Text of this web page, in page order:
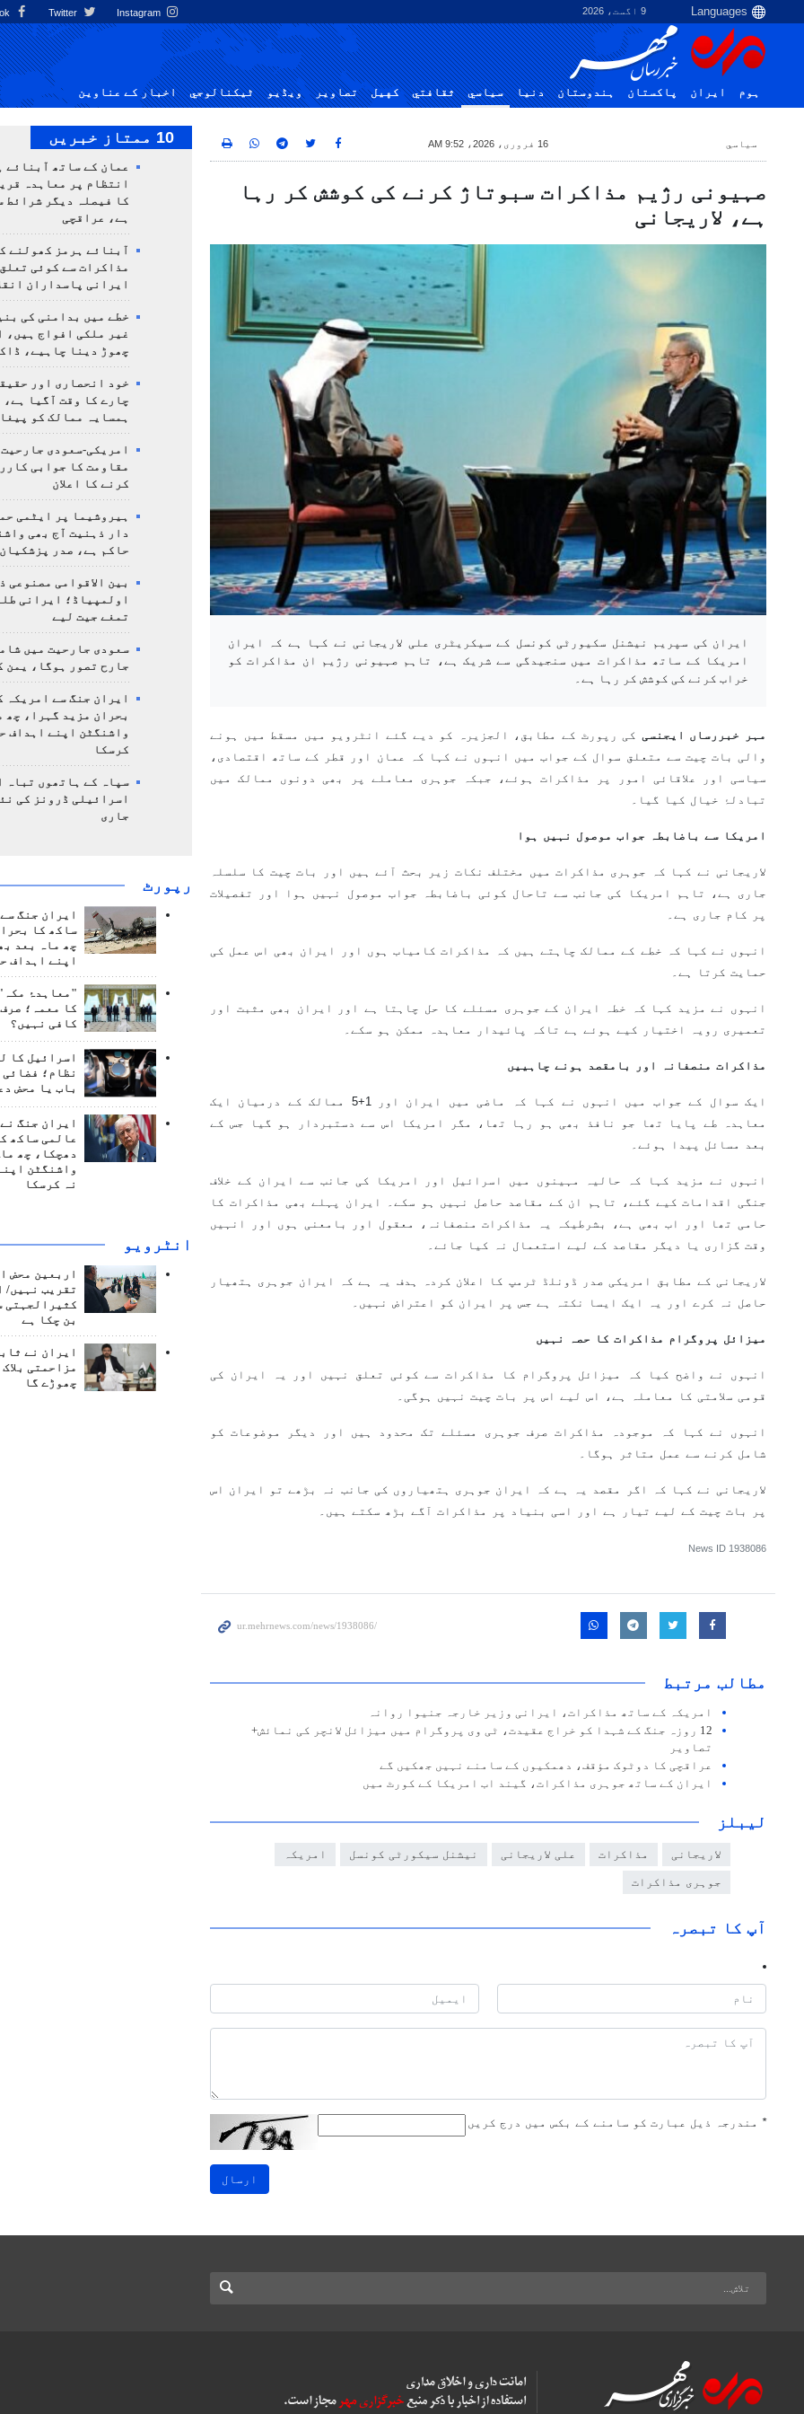
9 اگست، 2026 Instagram
ہوم ایران پاکستان ہندوستان دنیا سياسي ثقافتي کهيل تصاوير ویڈیو ٹيكنالوجي اخبار کے عناوین
سياسي 16 فروری، 2026، 9:52 AM
صہیونی رژیم مذاکرات سبوتاژ کرنے کی کوشش کر رہا
ہے، لاریجانی
ایران کی سپریم نیشنل سکیورٹی کونسل کے سیکریٹری علی لاریجانی نے کہا ہے کہ ایران
امریکا کے ساتھ مذاکرات میں سنجیدگی سے شریک ہے، تاہم صہیونی رژیم ان مذاکرات کو
خراب کرنے کی کوشش کر رہا ہے۔
مہر خبررساں ایجنسی کی رپورٹ کے مطابق، الجزیرہ کو دیے گئے انٹرویو میں مسقط میں ہونے
والی بات چیت سے متعلق سوال کے جواب میں انہوں نے کہا کہ عمان اور قطر کے ساتھ اقتصادی،
سیاسی اور علاقائی امور پر مذاکرات ہوئے، جبکہ جوہری معاملے پر بھی دونوں ممالک میں
تبادلۂ خیال کیا گیا۔
امریکا سے باضابطہ جواب موصول نہیں ہوا
لاریجانی نے کہا کہ جوہری مذاکرات میں مختلف نکات زیر بحث آئے ہیں اور بات چیت کا سلسلہ
جاری ہے، تاہم امریکا کی جانب سے تاحال کوئی باضابطہ جواب موصول نہیں ہوا اور تفصیلات
پر کام جاری ہے۔
انہوں نے کہا کہ خطے کے ممالک چاہتے ہیں کہ مذاکرات کامیاب ہوں اور ایران بھی اس عمل کی
حمایت کرتا ہے۔
انہوں نے مزید کہا کہ خطہ ایران کے جوہری مسئلے کا حل چاہتا ہے اور ایران بھی مثبت اور
تعمیری رویہ اختیار کیے ہوئے ہے تاکہ پائیدار معاہدہ ممکن ہو سکے۔
مذاکرات منصفانہ اور بامقصد ہونے چاہییں
ایک سوال کے جواب میں انہوں نے کہا کہ ماضی میں ایران اور 1+5 ممالک کے درمیان ایک
معاہدہ طے پایا تھا جو نافذ بھی ہو رہا تھا، مگر امریکا اس سے دستبردار ہو گیا جس کے
بعد مسائل پیدا ہوئے۔
انہوں نے مزید کہا کہ حالیہ مہینوں میں اسرائیل اور امریکا کی جانب سے ایران کے خلاف
جنگی اقدامات کیے گئے، تاہم ان کے مقاصد حاصل نہیں ہو سکے۔ ایران پہلے بھی مذاکرات کا
حامی تھا اور اب بھی ہے، بشرطیکہ یہ مذاکرات منصفانہ، معقول اور بامعنی ہوں اور انہیں
وقت گزاری یا دیگر مقاصد کے لیے استعمال نہ کیا جائے۔
لاریجانی کے مطابق امریکی صدر ڈونلڈ ٹرمپ کا اعلان کردہ ہدف یہ ہے کہ ایران جوہری ہتھیار
حاصل نہ کرے اور یہ ایک ایسا نکتہ ہے جس پر ایران کو اعتراض نہیں۔
میزائل پروگرام مذاکرات کا حصہ نہیں
انہوں نے واضح کیا کہ میزائل پروگرام کا مذاکرات سے کوئی تعلق نہیں اور یہ ایران کی
قومی سلامتی کا معاملہ ہے، اس لیے اس پر بات چیت نہیں ہوگی۔
انہوں نے کہا کہ موجودہ مذاکرات صرف جوہری مسئلے تک محدود ہیں اور دیگر موضوعات کو
شامل کرنے سے عمل متاثر ہوگا۔
لاریجانی نے کہا کہ اگر مقصد یہ ہے کہ ایران جوہری ہتھیاروں کی جانب نہ بڑھے تو ایران اس
پر بات چیت کے لیے تیار ہے اور اسی بنیاد پر مذاکرات آگے بڑھ سکتے ہیں۔
News ID 1938086
مطالب مرتبط
امریکہ کے ساتھ مذاکرات، ایرانی وزیر خارجہ جنیوا روانہ
12 روزہ جنگ کے شہدا کو خراج عقیدت، ٹی وی پروگرام میں میزائل لانچر کی نمائش+
تصاویر
عراقچی کا دوٹوک مؤقف، دھمکیوں کے سامنے نہیں جھکیں گے
ایران کے ساتھ جوہری مذاکرات، گیند اب امریکا کے کورٹ میں
لیبلز
لاریجانی مذاکرات علی لاریجانی نیشنل سیکورٹی کونسل امریکہ
جوہری مذاکرات
آپ کا تبصرہ
* مندرجہ ذیل عبارت کو سامنے کے بکس میں درج کریں
ارسال
10 ممتاز خبریں
عمان کے ساتھ آبنائے
انتظام پر معاہدہ
کا فیصلہ دیگر شرائط
ہے، عراقچی
آبنائے ہرمز کھولنے
مذاکرات سے کوئی
ایرانی پاسداران
خطے میں بدامنی کی
غیر ملکی افواج ہیں،
چھوڑ دینا چاہیے،
خود انحصاری اور
چارے کا وقت آگیا ہے،
ہمسایہ ممالک کو
امریکی-سعودی
مقاومت کا جوابی
کرنے کا اعلان
ہیروشیما پر ایٹمی
دار ذہنیت آج بھی
حاکم ہے، صدر پزشکیان
بین الاقوامی مصنوعی
تمغے جیت لیے
سعودی جارحیت میں
جارح تصور ہوگا، یمن
ایران جنگ سے امریکہ
بحران مزید گہرا، چھ
واشنگٹن اپنے اہداف
کرسکا
سپاہ کے ہاتھوں تباہ
اسرائیلی ڈرونز کی
جاری
رپورٹ
ایران جنگ
ساکھ کا
چھ ماہ بعد
اپنے اہداف
"معاہدۂ
کا معمہ؛
کافی نہیں؟
اسرائیل کا
نظام؛ فضائی
باب یا محض
ایران جنگ
عالمی ساکھ
دھچکا، چھ
واشنگٹن
نہ کرسکا
انٹرويو
اربعین محض
تقریب نہیں/
کثیرالجہتی
بن چکا ہے
ایران نے
مزاحمتی
چھوڑے گا